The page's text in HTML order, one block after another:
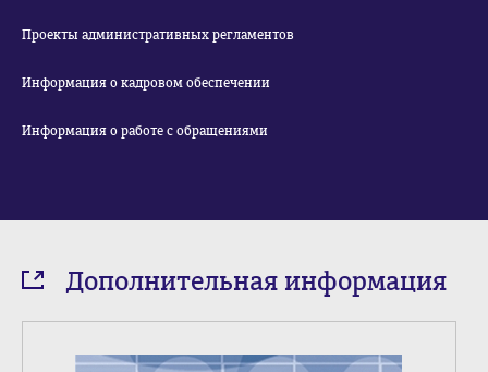
Проекты административных регламентов
Информация о кадровом обеспечении
Информация о работе с обращениями
Дополнительная информация